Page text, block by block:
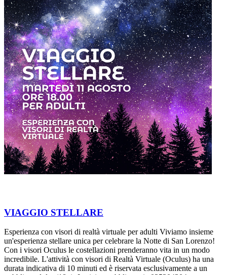
VIAGGIO STELLARE
Esperienza con visori di realtà virtuale per adulti Viviamo insieme
un'esperienza stellare unica per celebrare la Notte di San Lorenzo!
Con i visori Oculus le costellazioni prenderanno vita in un modo
incredibile. L'attività con visori di Realtà Virtuale (Oculus) ha una
durata indicativa di 10 minuti ed è riservata esclusivamente a un